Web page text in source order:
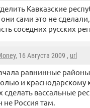
Кавказские
сами это не
соседних русских
, 16 Августа 2009 , url
равнинные
и краснодарскому
сделать вассальные
не Россия там.